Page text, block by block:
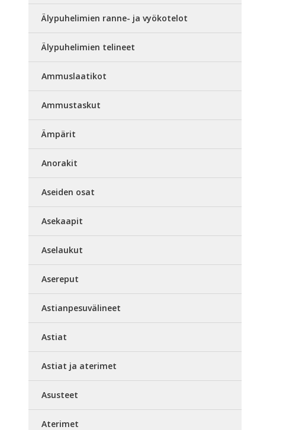
Älypuhelimien ranne- ja vyökotelot
Älypuhelimien telineet
Ammuslaatikot
Ammustaskut
Ämpärit
Anorakit
Aseiden osat
Asekaapit
Aselaukut
Asereput
Astianpesuvälineet
Astiat
Astiat ja aterimet
Asusteet
Aterimet